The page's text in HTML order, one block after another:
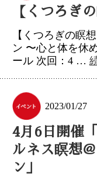
【くつろぎ
【くつろぎの瞑
ン 〜心と体を休
ール 次回：4 …
2023/01/27
4月6日開催
ルネス瞑想
ン」